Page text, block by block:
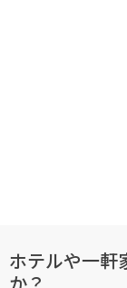
ホテルや一軒